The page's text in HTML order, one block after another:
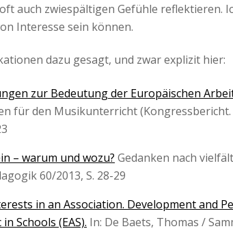
auch zwiespältigen Gefühle reflektieren.
Interesse sein können.
dazu gesagt, und zwar explizit hier:
zur Bedeutung der Europäischen
für den Musikunterricht (Kongressbericht.
– warum und wozu? Gedanken nach
60/2013, S. 28-29
in an Association. Development and
Schools (EAS). In: De Baets, Thomas /